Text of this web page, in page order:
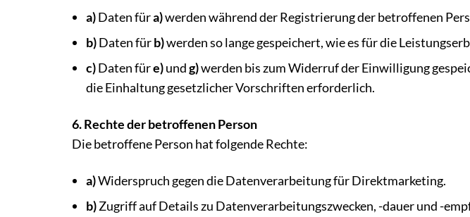
a)Daten füra)werden während der Registrierung der betroffenen
b)Daten fürb)werden so lange gespeichert, wie es für die
c)Daten füre)undg)werden bis zum Widerruf der Einwilligung
die Einhaltung gesetzlicher Vorschriften erforderlich.
6. Rechte der betroffenen Person
Die betroffene Person hat folgende Rechte:
a)Widerspruch gegen die Datenverarbeitung für Direktmarketing.
b)Zugriff auf Details zu Datenverarbeitungszwecken, -dauer und -